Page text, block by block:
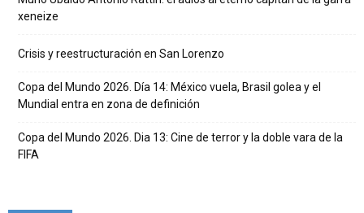
xeneize
Crisis y reestructuración en San Lorenzo
Copa del Mundo 2026. Día 14: México vuela, Brasil golea y el
Mundial entra en zona de definición
Copa del Mundo 2026. Dia 13: Cine de terror y la doble vara de la
FIFA